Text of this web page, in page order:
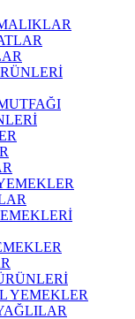
YEMEKLER